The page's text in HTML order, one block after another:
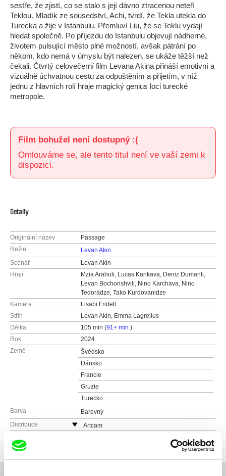
sestře, že zjistí, co se stalo s její dávno ztracenou neteří
Teklou. Mladík ze sousedství, Achi, tvrdí, že Tekla utekla do
Turecka a žije v Istanbulu. Přemluví Liu, že se Teklu vydají
hledat společně. Po příjezdu do Istanbulu objevují nádherné,
životem pulsující město plné možností, avšak pátrání po
někom, kdo nemá v úmyslu být nalezen, se ukáže těžší než
čekali. Čtvrtý celovečerní film Levana Akina přináší emotivní a
vizuálně úchvatnou cestu za odpuštěním a přijetím, v níž
jednu z hlavních rolí hraje magický genius loci turecké
metropole.
Film bohužel není dostupný :(
Omlouváme se, ale tento titul není ve vaší zemi k
dispozici.
Detaily
Originální název
Passage
Režie
Levan Akin
Scénář
Levan Akin
Hrají
Mzia Arabuli, Lucas Kankava, Deniz Dumanli,
Levan Bochorishvili, Nino Karchava, Nino
Tedoradze, Tako Kurdovanidze
Kamera
Lisabi Fridell
Střih
Levan Akin, Emma Lagrelius
Délka
105 min (91+ min.)
Rok
2024
Země
Švédsko
Dánsko
Francie
Gruzie
Turecko
Barva
Barevný
Distribuce
Artcam
e-mail:vit.schmarc@artcam.cz